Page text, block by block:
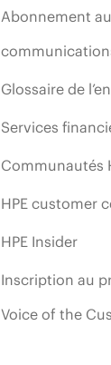
Abonnement
Glossaire de
Services
Communautés
HPE customer
HPE Insider
Inscription au
Voice of the